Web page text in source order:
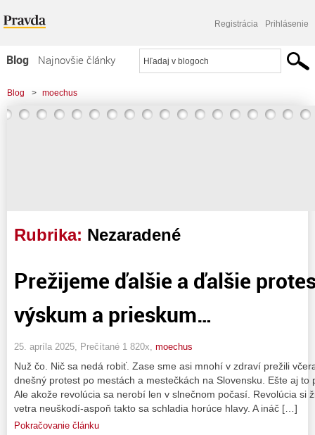
Registrácia Prihlásenie
Blog
Najnovšie články
Najčítanejšie články
Najkomentovanejšie články
Blog > moechus
Rubrika: Nezaradené
Prežijeme ďalšie a ďalšie
výskum a prieskum…
25. apríla 2025, Prečítané 1 820x, moechus
Nuž čo. Nič sa nedá robiť. Zase sme asi mnohí v zdraví prežili
dnešný protest po mestách a mestečkách na Slovensku. Ešte aj to
Ale akože revolúcia sa nerobí len v slnečnom počasí. Revolúcia
vetra neuškodí-aspoň takto sa schladia horúce hlavy. A ináč […]
Pokračovanie článku